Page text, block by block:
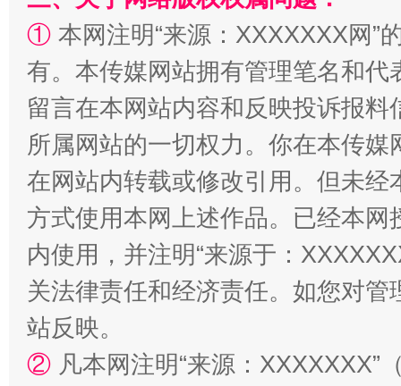
全民健身五年计划来了！等你上场
阿坝州三大球赛在茂县开幕 规模
① 本网注明“来源：XXXXXXX网”
有。本传媒网站拥有管理笔名和
留言在本网站内容和反映投诉报
所属网站的一切权力。你在本传
在网站内转载或修改引用。但未
方式使用本网上述作品。已经本
内使用，并注明“来源于：
关法律责任和经济责任。如您对
站反映。
② 凡本网注明“来源：